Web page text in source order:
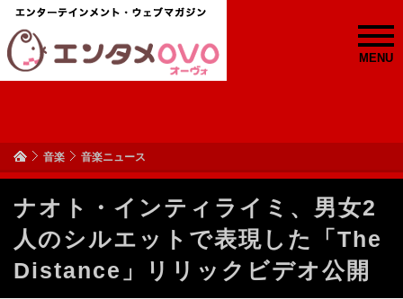
MENU
音楽 音楽ニュース
ナオト・インティライミ、男女2
人のシルエットで表現した「The
Distance」リリックビデオ公開